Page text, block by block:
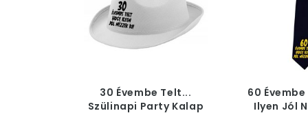
30 Évembe Telt...
Szülinapi Party Kalap
60
Ilyen Jól